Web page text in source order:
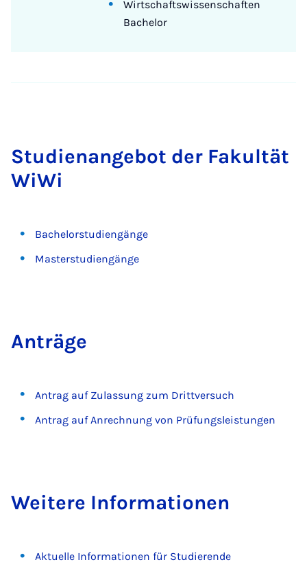
Wirtschaftswissenschaften
Bachelor
Stud­i­en­ange­bot der Fak­ultät
WiWi
Bachelorstudiengänge
Masterstudiengänge
An­träge
Antrag auf Zulassung zum Drittversuch
Antrag auf Anrechnung von Prüfungsleistungen
Weit­ere In­form­a­tion­en
Aktuelle Informationen für Studierende